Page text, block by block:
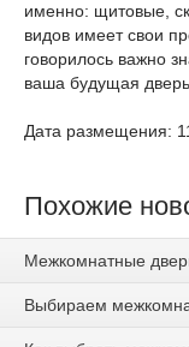
именно: щитовые,
видов имеет свои
говорилось важно
ваша будущая дверь.
Дата размещения:
Похожие
Межкомнатные
Выбираем